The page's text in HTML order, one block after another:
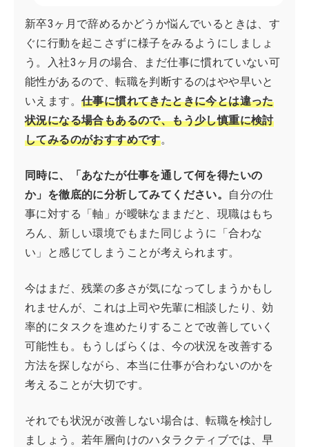
新卒3ヶ月で辞めるかどうか悩んでいるときは、す
ぐに行動を起こさずに様子をみるようにしましょ
う。入社3ヶ月の場合、まだ仕事に慣れていない可
能性があるので、転職を判断するのはやや早いと
いえます。 仕事に慣れてきたときに今とは違った
状況になる場合もあるので、もう少し慎重に検討
してみるのがおすすめです。
同時に、「あなたが仕事を通して何を得たいの
か」を徹底的に分析してみてください。 自分の仕
事に対する「軸」が曖昧なままだと、現職はもち
ろん、新しい環境でもまた同じように「合わな
い」と感じてしまうことが考えられます。
今はまだ、残業の多さが気になってしまうかもし
れませんが、これは上司や先輩に相談したり、効
率的にタスクを進めたりすることで改善していく
可能性も。もうしばらくは、今の状況を改善する
方法を探しながら、本当に仕事が合わないのかを
考えることが大切です。
それでも状況が改善しない場合は、転職を検討し
ましょう。若年層向けのハタラクティブでは、早